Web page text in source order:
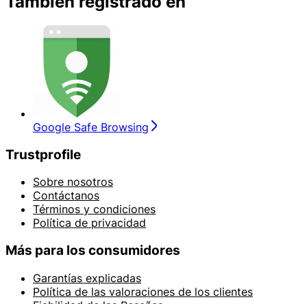
Google Safe Browsing
Trustprofile
Sobre nosotros
Contáctanos
Términos y condiciones
Política de privacidad
Más para los consumidores
Garantías explicadas
Política de las valoraciones de los clientes